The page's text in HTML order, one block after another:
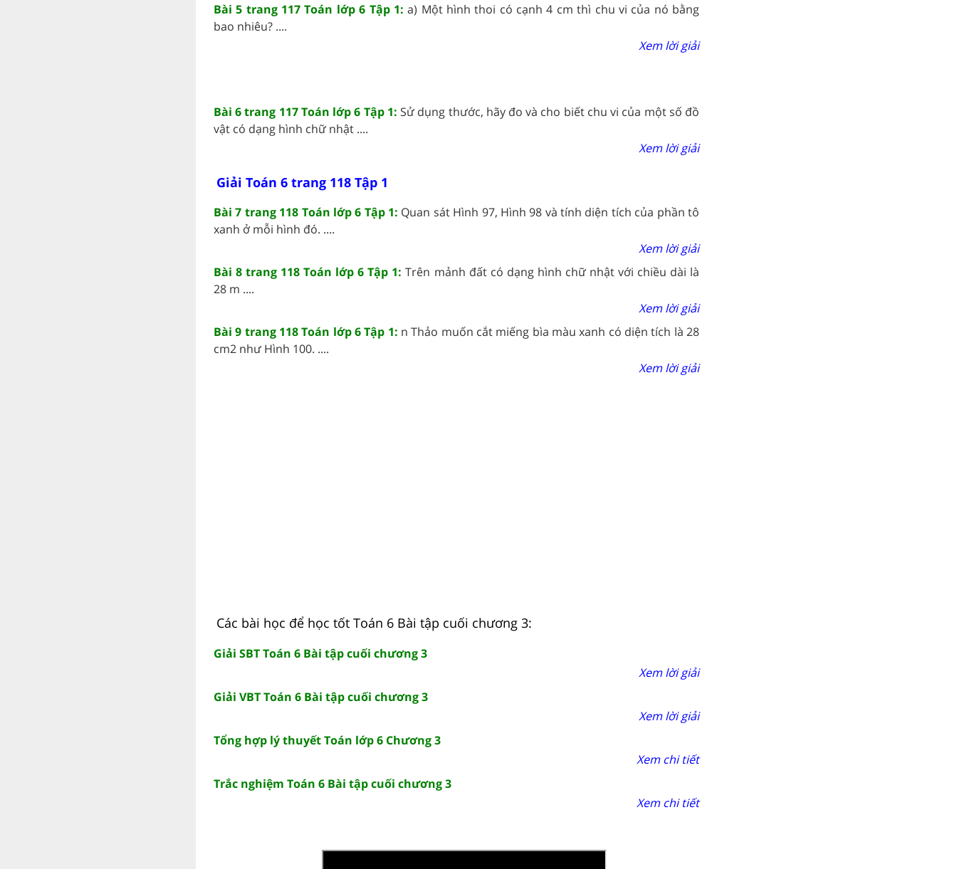
Bài 5 trang 117 Toán lớp 6 Tập 1: a) Một hình thoi có cạnh 4 cm thì chu vi của nó bằng
bao nhiêu? ....
Xem lời giải
Bài 6 trang 117 Toán lớp 6 Tập 1: Sử dụng thước, hãy đo và cho biết chu vi của một số đồ
vật có dạng hình chữ nhật ....
Xem lời giải
Giải Toán 6 trang 118 Tập 1
Bài 7 trang 118 Toán lớp 6 Tập 1: Quan sát Hình 97, Hình 98 và tính diện tích của phần tô
xanh ở mỗi hình đó. ....
Xem lời giải
Bài 8 trang 118 Toán lớp 6 Tập 1: Trên mảnh đất có dạng hình chữ nhật với chiều dài là
28 m ....
Xem lời giải
Bài 9 trang 118 Toán lớp 6 Tập 1: n Thảo muốn cắt miếng bìa màu xanh có diện tích là 28
cm2 như Hình 100. ....
Xem lời giải
Các bài học để học tốt Toán 6 Bài tập cuối chương 3:
Giải SBT Toán 6 Bài tập cuối chương 3
Xem lời giải
Giải VBT Toán 6 Bài tập cuối chương 3
Xem lời giải
Tổng hợp lý thuyết Toán lớp 6 Chương 3
Xem chi tiết
Trắc nghiệm Toán 6 Bài tập cuối chương 3
Xem chi tiết